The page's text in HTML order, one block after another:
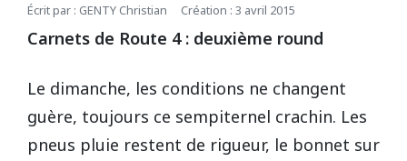
Écrit par : GENTY Christian Création : 3 avril 2015
Carnets de Route 4 : deuxième round
Le dimanche, les conditions ne changent
guère, toujours ce sempiternel crachin. Les
pneus pluie restent de rigueur, le bonnet sur